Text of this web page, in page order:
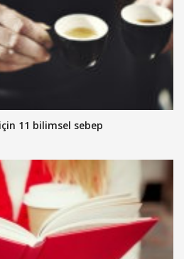
11 bilimsel sebep